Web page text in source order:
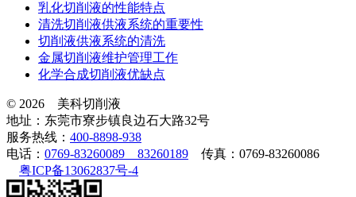
乳化切削液的性能特点
清洗切削液供液系统的重要性
切削液供液系统的清洗
金属切削液维护管理工作
化学合成切削液优缺点
© 2026 美科切削液
地址：东莞市寮步镇良边石大路32号
服务热线： 400-8898-938
电话： 0769-83260089 83260189 传真：0769-83260086
粤ICP备13062837号-4